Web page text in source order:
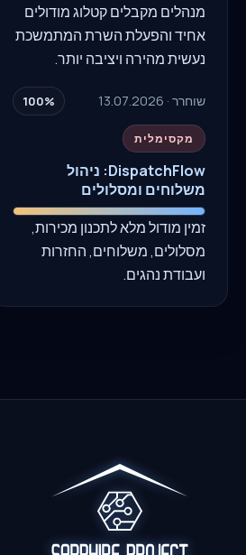
מנהלים מקבלים קטלוג מודולים
אחיד והפעלת השרת המתמשכת
נעשית מהירה ויציבה יותר.
שוחרר · 13.07.2026 100%
מקסימלית
DispatchFlow: ניהול
משלוחים ומסלולים
זמין מודול מלא לתכנון מכירות,
מסלולים, משלוחים, החזרות
ועבודת נהגים.